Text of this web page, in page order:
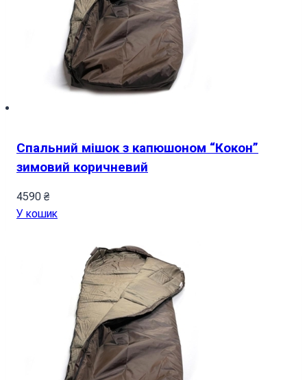
Спальний мішок з капюшоном “Кокон”
зимовий коричневий
4590 ₴
У кошик